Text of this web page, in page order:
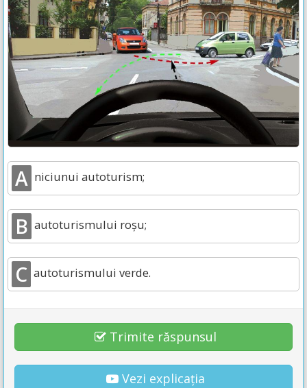
A niciunui autoturism;
B autoturismului roșu;
C autoturismului verde.
Trimite răspunsul
Vezi explicația